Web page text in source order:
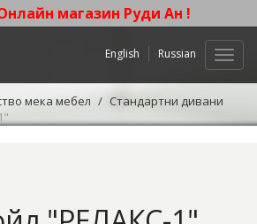
магазин Руди Ан !
English Russian
мека мебел
Стандартни дивани